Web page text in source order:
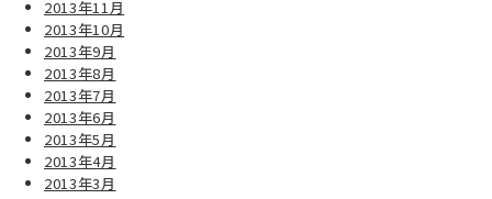
2013年11月
2013年10月
2013年9月
2013年8月
2013年7月
2013年6月
2013年5月
2013年4月
2013年3月